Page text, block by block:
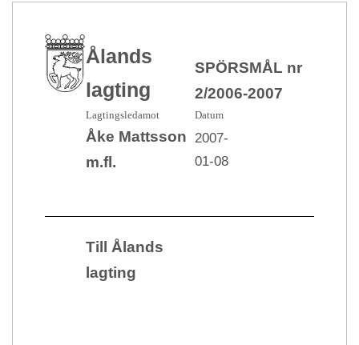
Ålands
lagting
SPÖRSMÅL nr
2/2006-2007
Lagtingsledamot Datum
Åke Mattsson
m.fl.
2007-
01-08
Till Ålands
lagting